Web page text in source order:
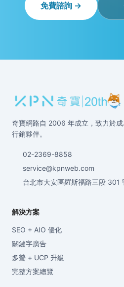
免費諮詢 →
奇寶網路自 2006 年成立，致力於
行銷夥伴。
02-2369-8858
service@kpnweb.com
台北市大安區羅斯福路三段 301
解決方案
SEO + AIO 優化
關鍵字廣告
多螢 + UCP 升級
完整方案總覽